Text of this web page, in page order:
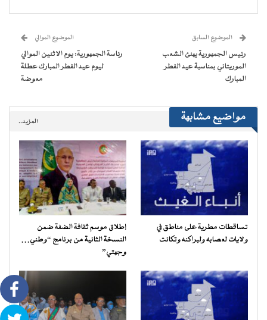
في في في في جديدة) الإلكتروني
نافذة
جديدة)
الموضوع السابق
رئيس الجمهورية يهنئ الشعب
الموريتاني بمناسبة عيد الفطر
المبارك
الموضوع الموالي
رئاسة الجمهورية: يوم الاثنين الموالي
ليوم عيد الفطر المبارك عطلة
معوضة
مواضيع مشابهة المزيد..
تساقطات مطرية على مناطق في
ولايات لعصابه ولبراكنه وتكانت
إطلاق موسم ثقافة الضفة ضمن
النسخة الثانية من برنامج “وطني…
وجهتي”